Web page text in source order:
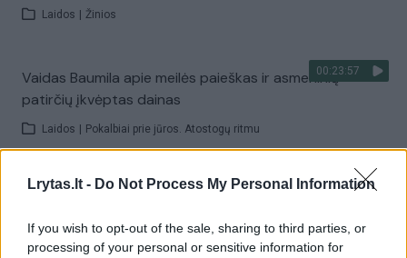
Lrytas.lt - Do Not Process My Personal Information
If you wish to opt-out of the sale, sharing to third parties, or
processing of your personal or sensitive information for
Laidos Žinios
00:23:57
Vaidas Baumila apie meilės paieškas ir asmeninių
patirčių įkvėptas dainas
Laidos Pokalbiai prie jūros. Atostogų ritmu
00:00:40
Dronai Vokietijoje kelia vis daugiau klausimų: du
Žinios | Pasaulis